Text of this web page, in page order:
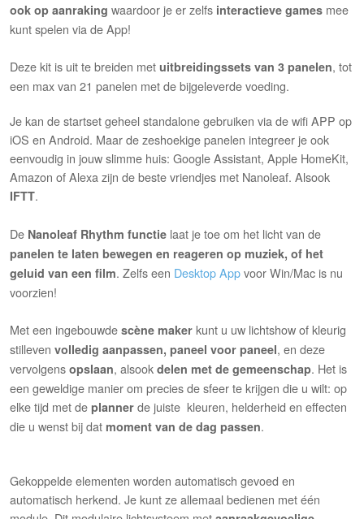
ook op aanraking waardoor je er zelfs interactieve games mee
kunt spelen via de App!
Deze kit is uit te breiden metuitbreidingssets van 3 panelen, tot
een max van 21 panelen met de bijgeleverde voeding.
Je kan de startset geheel standalone gebruiken via de wifi APP op
iOS en Android. Maar de zeshoekige panelen integreer je ook
eenvoudig in jouw slimme huis: Google Assistant, Apple HomeKit,
Amazon of Alexa zijn de beste vriendjes met Nanoleaf. Alsook
IFTT.
De Nanoleaf Rhythm functie laat je toe om het licht van de
panelen te laten bewegen en reageren op muziek, of het
geluid van een film. Zelfs een Desktop Appvoor Win/Mac is nu
voorzien!
Met een ingebouwdescène maker kunt u uw lichtshow of kleurig
stillevenvolledig aanpassen, paneel voor paneel, en deze
vervolgensopslaan, alsookdelen met de gemeenschap. Het is
een geweldige manier om precies de sfeer te krijgen die u wilt: op
elke tijd met deplanner de juiste kleuren, helderheid en effecten
die u wenst bij dat moment van de dag passen.
Gekoppelde elementen worden automatisch gevoed en
automatisch herkend. Je kunt ze allemaal bedienen met één